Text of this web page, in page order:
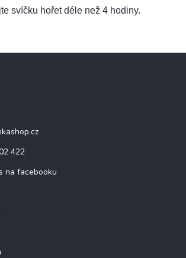
svíčku hořet déle než 4 hodiny.
422
na facebooku